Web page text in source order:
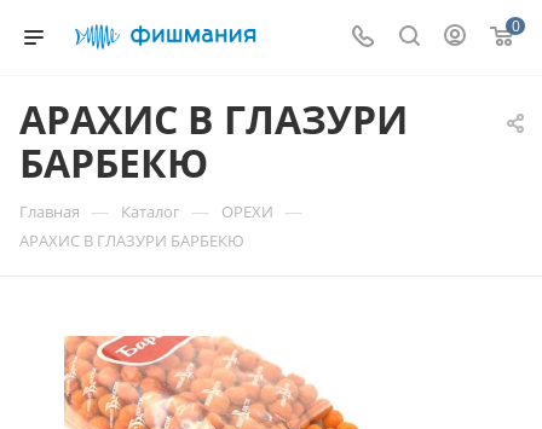
0
АРАХИС В ГЛАЗУРИ
БАРБЕКЮ
Главная — Каталог — ОРЕХИ —
АРАХИС В ГЛАЗУРИ БАРБЕКЮ